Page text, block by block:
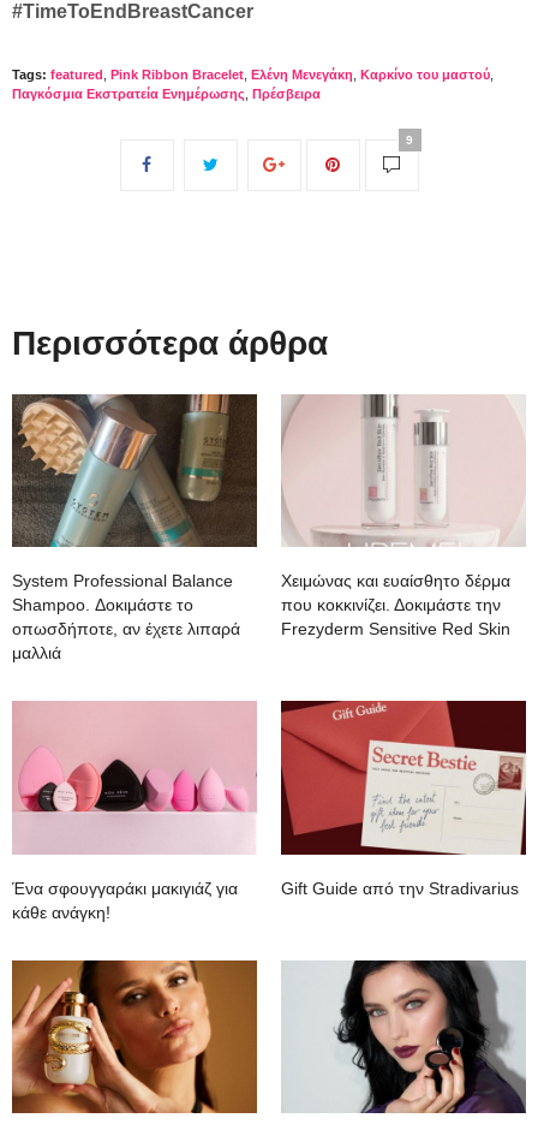
#TimeToEndBreastCancer
Tags: featured Pink Ribbon Bracelet Ελένη Μενεγάκη Καρκίνο του μαστού
Παγκόσμια Εκστρατεία Ενημέρωσης Πρέσβειρα
9
Περισσότερα άρθρα
System Professional Balance
Shampoo. Δοκιμάστε το
οπωσδήποτε, αν έχετε λιπαρά
μαλλιά
Χειμώνας και ευαίσθητο δέρμα
που κοκκινίζει. Δοκιμάστε την
Frezyderm Sensitive Red Skin
Ένα σφουγγαράκι μακιγιάζ για
κάθε ανάγκη!
Gift Guide από την Stradivarius